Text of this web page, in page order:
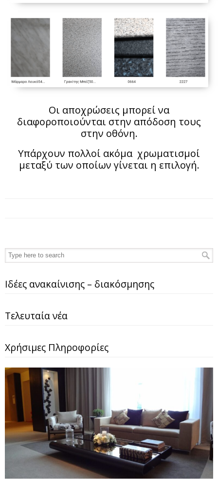
Οι αποχρώσεις μπορεί να
διαφοροποιούνται στην απόδοση τους
στην οθόνη.
Υπάρχουν πολλοί ακόμα χρωματισμοί
μεταξύ των οποίων γίνεται η επιλογή.
Ιδέες ανακαίνισης – διακόσμησης
Τελευταία νέα
Χρήσιμες Πληροφορίες